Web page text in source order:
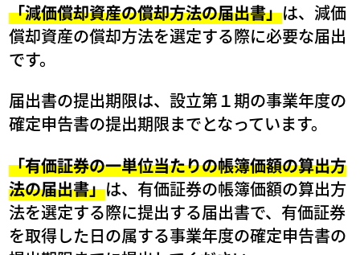
「減価償却資産の償却方法の届出書」は、減価
償却資産の償却方法を選定する際に必要な届出
です。
届出書の提出期限は、設立第１期の事業年度の
確定申告書の提出期限までとなっています。
「有価証券の一単位当たりの帳簿価額の算出方
法の届出書」は、有価証券の帳簿価額の算出方
法を選定する際に提出する届出書で、有価証券
を取得した日の属する事業年度の確定申告書の